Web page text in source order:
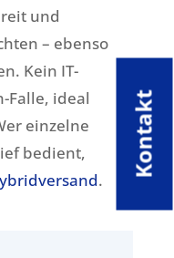
und
– ebenso
Kein IT-
Falle, ideal
einzelne
bedient,
.
Kontakt